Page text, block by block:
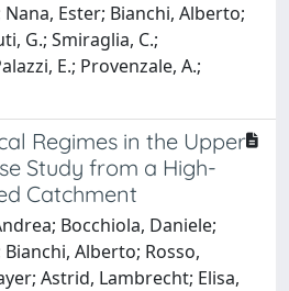
Ester; Bianchi, Alberto;
G.; Smiraglia, C.;
E.; Provenzale, A.;
Regimes in the Upper
Study from a High-
Catchment
Bocchiola, Daniele;
Alberto; Rosso,
Astrid, Lambrecht; Elisa,